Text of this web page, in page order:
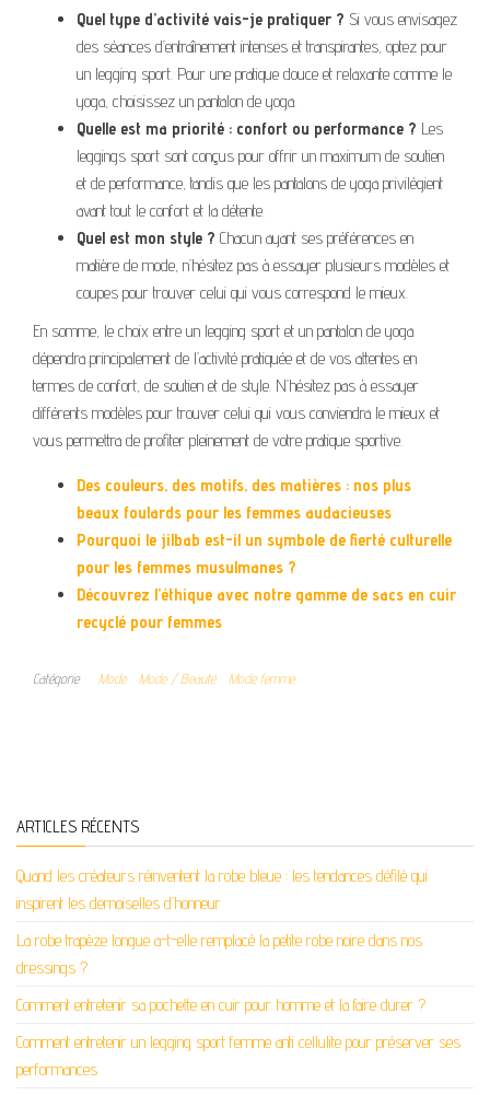
Quel type d’activité vais-je pratiquer ? Si vous envisagez
des séances d’entraînement intenses et transpirantes, optez pour
un legging sport. Pour une pratique douce et relaxante comme le
yoga, choisissez un pantalon de yoga.
Quelle est ma priorité : confort ou performance ? Les
leggings sport sont conçus pour offrir un maximum de soutien
et de performance, tandis que les pantalons de yoga privilégient
avant tout le confort et la détente.
Quel est mon style ? Chacun ayant ses préférences en
matière de mode, n’hésitez pas à essayer plusieurs modèles et
coupes pour trouver celui qui vous correspond le mieux.
En somme, le choix entre un legging sport et un pantalon de yoga
dépendra principalement de l’activité pratiquée et de vos attentes en
termes de confort, de soutien et de style. N’hésitez pas à essayer
différents modèles pour trouver celui qui vous conviendra le mieux et
vous permettra de profiter pleinement de votre pratique sportive.
Des couleurs, des motifs, des matières : nos plus
beaux foulards pour les femmes audacieuses
Pourquoi le jilbab est-il un symbole de fierté culturelle
pour les femmes musulmanes ?
Découvrez l’éthique avec notre gamme de sacs en cuir
recyclé pour femmes
Catégorie Mode Mode / Beauté Mode femme
ARTICLES RÉCENTS
Quand les créateurs réinventent la robe bleue : les tendances défilé qui
inspirent les demoiselles d’honneur
La robe trapèze longue a-t-elle remplacé la petite robe noire dans nos
dressings ?
Comment entretenir sa pochette en cuir pour homme et la faire durer ?
Comment entretenir un legging sport femme anti cellulite pour préserver ses
performances